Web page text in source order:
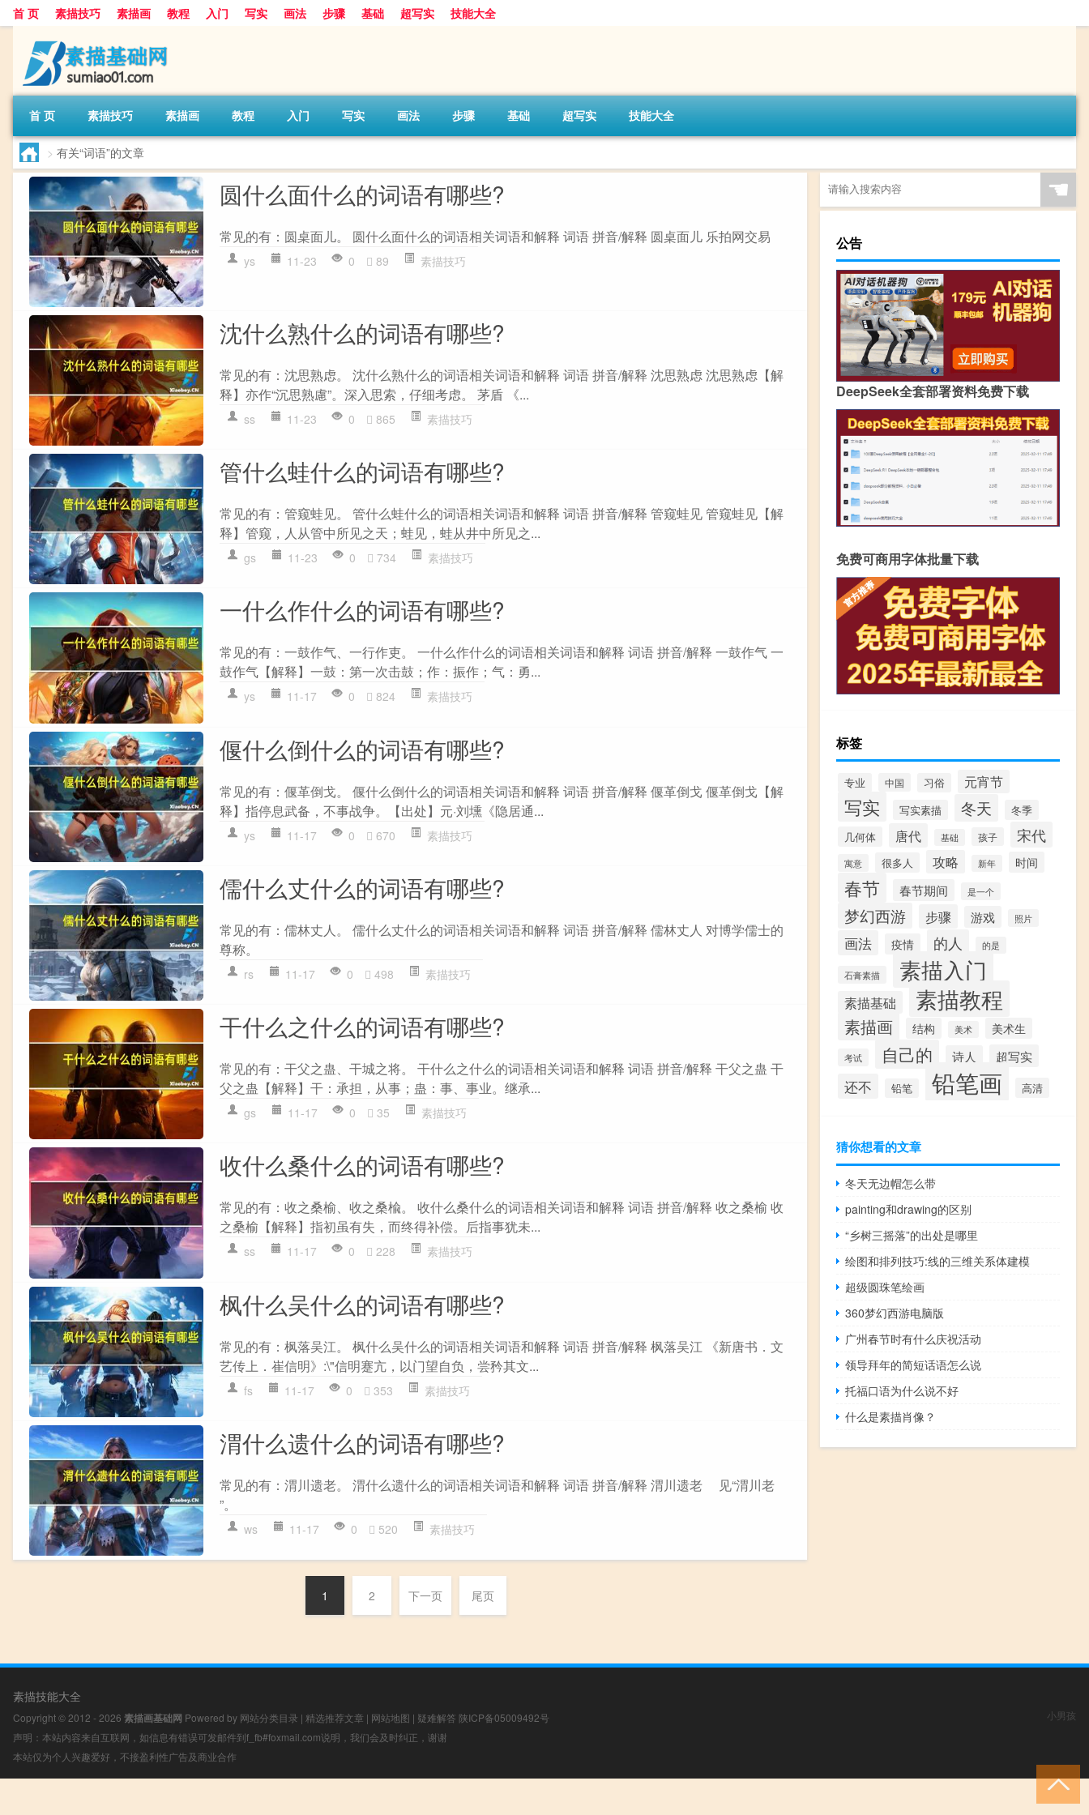
首 页 素描技巧 素描画 教程 入门 写实 画法 步骤 基础 超写实 技能大全
首 页 素描技巧 素描画 教程 入门 写实 画法 步骤 基础 超写实 技能大全
> 有关“词语”的文章
圆什么面什么的词语有哪些?
常见的有：圆桌面儿。 圆什么面什么的词语相关词语和解释 词语 拼音/解释 圆桌面儿 乐拍网交易
ys 11-23 0 89 素描技巧
沈什么熟什么的词语有哪些?
常见的有：沈思熟虑。 沈什么熟什么的词语相关词语和解释 词语 拼音/解释 沈思熟虑 沈思熟虑【解
释】亦作“沉思熟慮”。深入思索，仔细考虑。 茅盾 《...
ss 11-23 0 865 素描技巧
管什么蛙什么的词语有哪些?
常见的有：管窥蛙见。 管什么蛙什么的词语相关词语和解释 词语 拼音/解释 管窥蛙见 管窥蛙见【解
释】管窥，人从管中所见之天；蛙见，蛙从井中所见之...
gs 11-23 0 734 素描技巧
一什么作什么的词语有哪些?
常见的有：一鼓作气、一行作吏。 一什么作什么的词语相关词语和解释 词语 拼音/解释 一鼓作气 一
鼓作气【解释】一鼓：第一次击鼓；作：振作；气：勇...
ys 11-17 0 824 素描技巧
偃什么倒什么的词语有哪些?
常见的有：偃革倒戈。 偃什么倒什么的词语相关词语和解释 词语 拼音/解释 偃革倒戈 偃革倒戈【解
释】指停息武备，不事战争。【出处】元·刘壎《隐居通...
ys 11-17 0 670 素描技巧
儒什么丈什么的词语有哪些?
常见的有：儒林丈人。 儒什么丈什么的词语相关词语和解释 词语 拼音/解释 儒林丈人 对博学儒士的
尊称。
rs 11-17 0 498 素描技巧
干什么之什么的词语有哪些?
常见的有：干父之蛊、干城之将。 干什么之什么的词语相关词语和解释 词语 拼音/解释 干父之蛊 干
父之蛊【解释】干：承担，从事；蛊：事、事业。继承...
gs 11-17 0 35 素描技巧
收什么桑什么的词语有哪些?
常见的有：收之桑榆、收之桑楡。 收什么桑什么的词语相关词语和解释 词语 拼音/解释 收之桑榆 收
之桑榆【解释】指初虽有失，而终得补偿。后指事犹未...
ss 11-17 0 228 素描技巧
枫什么吴什么的词语有哪些?
常见的有：枫落吴江。 枫什么吴什么的词语相关词语和解释 词语 拼音/解释 枫落吴江 《新唐书．文
艺传上．崔信明》:\"信明蹇亢，以门望自负，尝矜其文...
fs 11-17 0 353 素描技巧
渭什么遗什么的词语有哪些?
常见的有：渭川遗老。 渭什么遗什么的词语相关词语和解释 词语 拼音/解释 渭川遗老 见“渭川老
”。
ws 11-17 0 520 素描技巧
1 2 下一页 尾页
☚
公告
DeepSeek全套部署资料免费下载
免费可商用字体批量下载
标签
专业 中国 习俗 元宵节
写实 写实素描 冬天
冬季
几何体
唐代 基础 孩子 宋代
寓意 很多人 攻略 新年 时间
春节 春节期间 是一个
梦幻西游 步骤 游戏 照片
画法 疫情 的人 的是
石膏素描 素描入门
素描基础 素描教程
素描画 结构 美术 美术生
考试 自己的 诗人 超写实
还不 铅笔 铅笔画 高清
猜你想看的文章
冬天无边帽怎么带
painting和drawing的区别
“乡树三摇落”的出处是哪里
绘图和排列技巧:线的三维关系体建模
超级圆珠笔绘画
360梦幻西游电脑版
广州春节时有什么庆祝活动
领导拜年的简短话语怎么说
托福口语为什么说不好
什么是素描肖像？
素描技能大全
Copyright © 2012 - 2026 素描画基础网 Powered by 网站分类目录 | 精选推荐文章 | 网站地图 | 疑难解答 陕ICP备05009492号
声明：本站内容来自互联网，如信息有错误可发邮件到f_fb#foxmail.com说明，我们会及时纠正，谢谢
本站仅为个人兴趣爱好，不接盈利性广告及商业合作
小男孩